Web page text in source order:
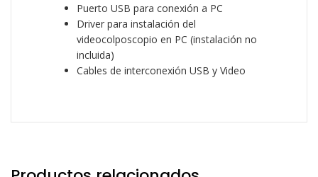
Puerto USB para conexión a PC
Driver para instalación del
videocolposcopio en PC (instalación no
incluida)
Cables de interconexión USB y Video